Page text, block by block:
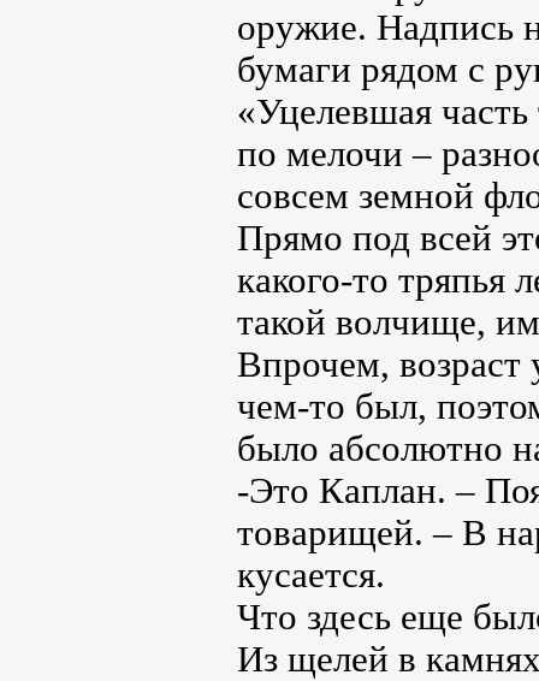
оружие. Надпись
бумаги рядом с
«Уцелевшая
по мелочи –
совсем земной
Прямо под всей
какого-то тряпья
такой волчище,
Впрочем, возраст
чем-то был,
было абсолютно
-Это Каплан. –
товарищей. – В
кусается.
Что здесь еще
Из щелей в